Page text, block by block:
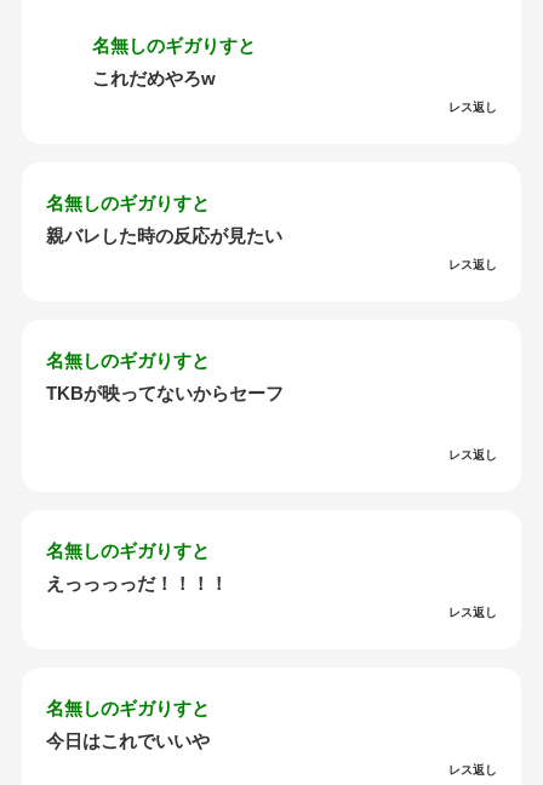
名無しのギガりすと
これだめやろw
レス返し
名無しのギガりすと
親バレした時の反応が見たい
レス返し
名無しのギガりすと
TKBが映ってないからセーフ
レス返し
名無しのギガりすと
えっっっっだ！！！！
レス返し
名無しのギガりすと
今日はこれでいいや
レス返し